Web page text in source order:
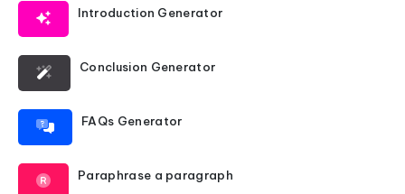
Introduction Generator
Conclusion Generator
FAQs Generator
Paraphrase a paragraph